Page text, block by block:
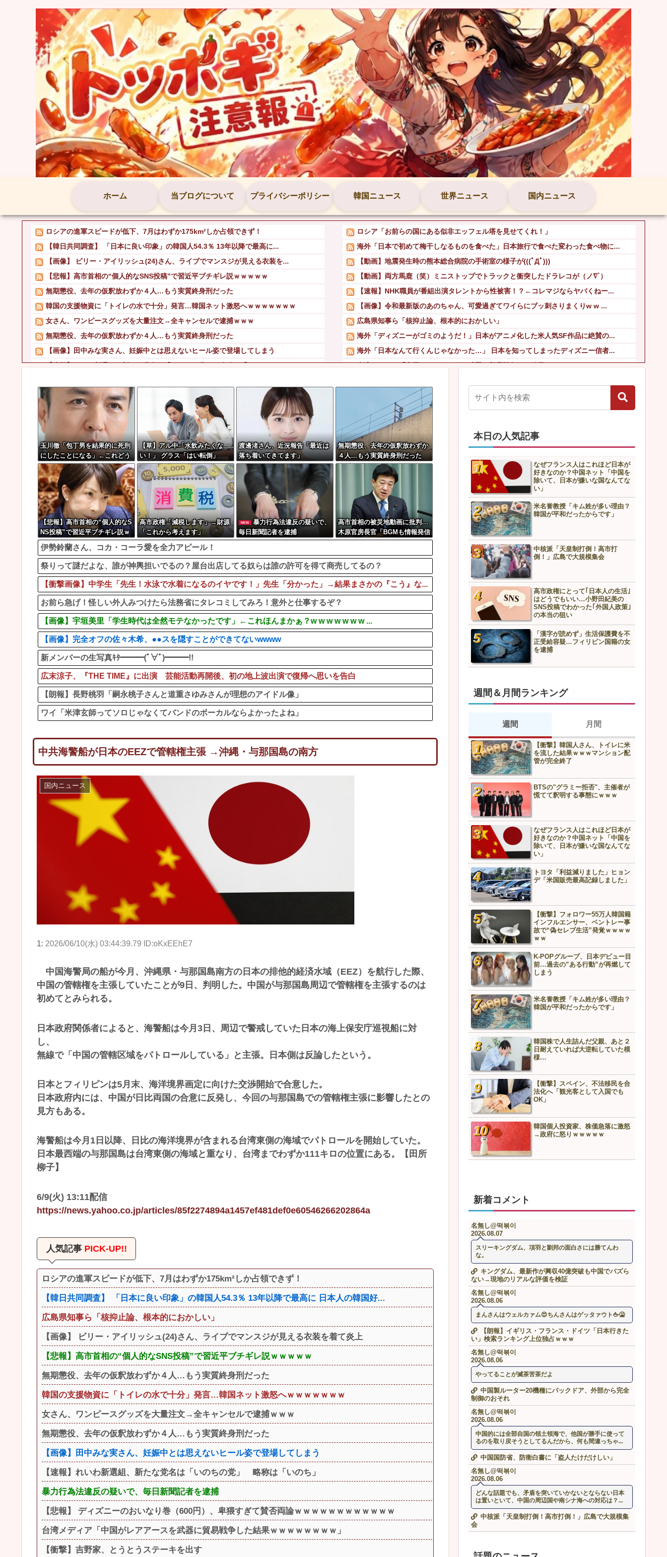
ホーム 当ブログについて プライバシーポリシー 韓国ニュース 世界ニュース 国内ニュース
ロシアの進軍スピードが低下、7月はわずか175km²しか占領できず！
【韓日共同調査】 「日本に良い印象」の韓国人54.3％ 13年以降で最高に...
【画像】 ビリー・アイリッシュ(24)さん、ライブでマンスジが見える衣装を...
【悲報】高市首相の“個人的なSNS投稿”で習近平ブチギレ説ｗｗｗｗｗ
無期懲役、去年の仮釈放わずか４人…もう実質終身刑だった
韓国の支援物資に「トイレの水で十分」発言…韓国ネット激怒へｗｗｗｗｗｗｗ
女さん、ワンピースグッズを大量注文→全キャンセルで逮捕ｗｗｗ
無期懲役、去年の仮釈放わずか４人…もう実質終身刑だった
【画像】田中みな実さん、妊娠中とは思えないヒール姿で登場してしまう
【速報】れいわ新選組、新たな党名は「いのちの党」 略称は「いのち」
【悲報】 ディズニーのおいなり巻（600円）、卑猥すぎて賛否両論ｗｗｗｗｗ...
【速報】 長瀬智也、ようやく気づくｗｗｗｗｗｗｗｗ
【衝撃】 吉野家、とうとうステーキを出す
ロシア「お前らの国にある似非エッフェル塔を見せてくれ！」
海外「日本で初めて梅干しなるものを食べた」日本旅行で食べた変わった食べ物に...
【動画】地震発生時の熊本総合病院の手術室の様子が(((ﾟДﾟ)))
【動画】両方馬鹿（笑）ミニストップでトラックと衝突したドラレコが（ノ∇`）
【速報】NHK職員が番組出演タレントから性被害！？←コレマジならヤバくねー...
【画像】令和最新版のあのちゃん、可愛過ぎてワイらにブッ刺さりまくりw w ...
広島県知事ら「核抑止論、根本的におかしい」
海外「ディズニーがゴミのようだ！」日本がアニメ化した米人気SF作品に絶賛の...
海外「日本なんて行くんじゃなかった…」 日本を知ってしまったディズニー信者...
台湾メディア「中国がレアアースを武器に貿易戦争した結果ｗｗｗｗｗｗｗｗ」
ついに国産ヒューマノイド登場、人手不足深刻化の医療・製造現場などでの活用想...
玉川徹「包丁男を結果的に死刑
にしたことになる」←これどう
思う？？？
【草】アル中「水飲みたくな
い！」 グラス「はい転倒」
渡邊渚さん、近況報告「最近は
落ち着いてきてます」
無期懲役、去年の仮釈放わずか
４人…もう実質終身刑だった
【悲報】高市首相の“個人的なS
NS投稿”で習近平ブチギレ説ｗ
ｗｗｗｗ
高市政権「減税します」→財源
「これから考えます」
NEW
暴力行為法違反の疑いで、
毎日新聞記者を逮捕
高市首相の被災地動画に批判…
木原官房長官「BGMも情報発信
の一つ」
伊勢鈴蘭さん、コカ・コーラ愛を全力アピール！
祭りって謎だよな、誰が神輿担いでるの？屋台出店してる奴らは誰の許可を得て商売してるの？
【衝撃画像】中学生「先生！水泳で水着になるのイヤです！」先生「分かった」→結果まさかの『こう』な...
お前ら急げ！怪しい外人みつけたら法務省にタレコミしてみろ！意外と仕事するぞ？
【画像】宇垣美里「学生時代は全然モテなかったです」←これほんまかぁ？w w w w w w w ...
【画像】完全オフの佐々木希、●●スを隠すことができてないwwww
新メンバーの生写真ｷﾀ━━━(ﾟ∀ﾟ)━━━!!
広末涼子、『THE TIME』に出演 芸能活動再開後、初の地上波出演で復帰へ思いを告白
【朗報】長野桃羽「嗣永桃子さんと道重さゆみさんが理想のアイドル像」
ワイ「米津玄師ってソロじゃなくてバンドのボーカルならよかったよね」
中共海警船が日本のEEZで管轄権主張 →沖縄・与那国島の南方
国内ニュース
1: 2026/06/10(水) 03:44:39.79 ID:oKxEEhE7
中国海警局の船が今月、沖縄県・与那国島南方の日本の排他的経済水域（EEZ）を航行した際、
中国の管轄権を主張していたことが9日、判明した。中国が与那国島周辺で管轄権を主張するのは
初めてとみられる。
日本政府関係者によると、海警船は今月3日、周辺で警戒していた日本の海上保安庁巡視船に対
し、
無線で「中国の管轄区域をパトロールしている」と主張。日本側は反論したという。
日本とフィリピンは5月末、海洋境界画定に向けた交渉開始で合意した。
日本政府内には、中国が日比両国の合意に反発し、今回の与那国島での管轄権主張に影響したとの
見方もある。
海警船は今月1日以降、日比の海洋境界が含まれる台湾東側の海域でパトロールを開始していた。
日本最西端の与那国島は台湾東側の海域と重なり、台湾までわずか111キロの位置にある。【田所
柳子】
6/9(火) 13:11配信
https://news.yahoo.co.jp/articles/85f2274894a1457ef481def0e60546266202864a
人気記事PICK-UP!!
ロシアの進軍スピードが低下、7月はわずか175km²しか占領できず！
【韓日共同調査】 「日本に良い印象」の韓国人54.3％ 13年以降で最高に 日本人の韓国好...
広島県知事ら「核抑止論、根本的におかしい」
【画像】 ビリー・アイリッシュ(24)さん、ライブでマンスジが見える衣装を着て炎上
【悲報】高市首相の“個人的なSNS投稿”で習近平ブチギレ説ｗｗｗｗｗ
無期懲役、去年の仮釈放わずか４人…もう実質終身刑だった
韓国の支援物資に「トイレの水で十分」発言…韓国ネット激怒へｗｗｗｗｗｗｗ
女さん、ワンピースグッズを大量注文→全キャンセルで逮捕ｗｗｗ
無期懲役、去年の仮釈放わずか４人…もう実質終身刑だった
【画像】田中みな実さん、妊娠中とは思えないヒール姿で登場してしまう
【速報】れいわ新選組、新たな党名は「いのちの党」 略称は「いのち」
暴力行為法違反の疑いで、毎日新聞記者を逮捕
【悲報】 ディズニーのおいなり巻（600円）、卑猥すぎて賛否両論ｗｗｗｗｗｗｗｗｗｗｗｗ
台湾メディア「中国がレアアースを武器に貿易戦争した結果ｗｗｗｗｗｗｗｗ」
【衝撃】吉野家、とうとうステーキを出す
本日の人気記事
なぜフランス人はこれほど日本が
好きなのか？中国ネット「中国を
除いて、日本が嫌いな国なんてな
い」
米名誉教授「キム姓が多い理由？
韓国が平和だったからです」
中核派「天皇制打倒！高市打
倒！」広島で大規模集会
高市政権にとって｢日本人の生活｣
はどうでもいい…小野田紀美の
SNS投稿でわかった｢外国人政策｣
の本当の狙い
「漢字が読めず」生活保護費を不
正受給容疑…フィリピン国籍の女
を逮捕
週間＆月間ランキング
週間
【衝撃】韓国人さん、トイレに米
を流した結果ｗｗｗマンション配
管が完全終了
BTSの"グラミー拒否"、主催者が
慌てて釈明する事態にｗｗｗ
なぜフランス人はこれほど日本が
好きなのか？中国ネット「中国を
除いて、日本が嫌いな国なんてな
い」
トヨタ「利益減りました」ヒョン
デ「米国販売最高記録しました」
【衝撃】フォロワー55万人韓国籍
インフルエンサー、ベントレー事
故で“偽セレブ生活”発覚ｗｗｗｗ
ｗｗ
K-POPグループ、日本デビュー目
前…過去の”ある行動”が再燃して
しまう
米名誉教授「キム姓が多い理由？
韓国が平和だったからです」
韓国株で人生詰んだ父親、あと２
日耐えていれば大逆転していた模
様…
【衝撃】スペイン、不法移民を合
法化へ「観光客として入国でも
OK」
韓国個人投資家、株価急落に激怒
→政府に怒りｗｗｗｗｗ
月間
スズメを1億羽駆除した中国
上最悪の結末へ…
中国外務省、フィリピンに
告「利用されるだけだ」→
【衝撃】韓国人さん、トイ
を流した結果ｗｗｗマンシ
管が完全終了
BTSの"グラミー拒否"、主
慌てて釈明する事態にｗｗｗ
【悲報】中国兵器、ガチ実
ッキが剥がれる…責任者の
こちら
【衝撃】「汚い」「マナー
K-POPグループ、日本ロケ
ソウル駅のホームレスを撮
日本のユーチューバーが物議
なぜフランス人はこれほど
好きなのか？中国ネット「
大谷翔平に〝故意ﾀﾋ球〟の
腕がグラブに異物使用の疑
トヨタ「利益減りました」
デ「米国販売最高記録しま
新着コメント
名無し@떡볶이
2026.08.07
スリーキングダム、項羽と劉邦の面白さには勝てんわ
な。
キングダム、最新作が興収40億突破も中国でバズら
ない→現地のリアルな評価を検証
名無し@떡볶이
2026.08.06
まんさんはウェルカァム😍ちんさんはゲッタァウト🖕🤮
【朗報】イギリス・フランス・ドイツ「日本行きた
い」検索ランキング上位独占ｗｗｗ
名無し@떡볶이
2026.08.06
やってることが滅茶苦茶だよ
中国製ルーター20機種にバックドア、外部から完全
制御のおそれ
名無し@떡볶이
2026.08.06
中国的には全部自国の領土領海で、他国が勝手に使って
るのを取り戻そうとしてるんだから、何も間違っちゃ...
中国国防省、防衛白書に「盗人たけだけしい」
名無し@떡볶이
2026.08.06
どんな話題でも、矛盾を突いていかないとならない日本
は置いといて、中国の周辺国や南シナ海への対応は？...
中核派「天皇制打倒！高市打倒！」広島で大規模集
会